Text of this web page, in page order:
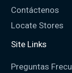
Contáctenos
Locate Stores
Site Links
Preguntas